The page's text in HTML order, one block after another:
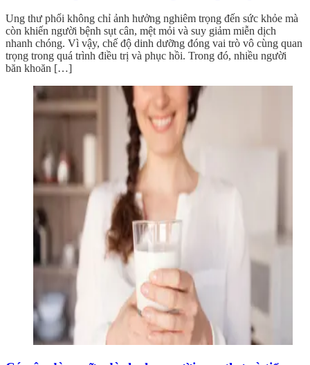
Ung thư phổi không chỉ ảnh hưởng nghiêm trọng đến sức khỏe mà
còn khiến người bệnh sụt cân, mệt mỏi và suy giảm miễn dịch
nhanh chóng. Vì vậy, chế độ dinh dưỡng đóng vai trò vô cùng quan
trọng trong quá trình điều trị và phục hồi. Trong đó, nhiều người
băn khoăn […]